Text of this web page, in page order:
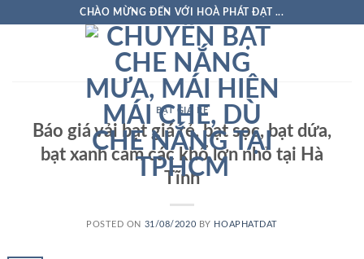
CHÀO MỪNG ĐẾN VỚI HOÀ PHÁT ĐẠT ...
BẠT GIÁ RẺ
Báo giá vải bạt giá rẻ, bạt sọc, bạt dứa,
bạt xanh cam các khổ lớn nhỏ tại Hà
Tĩnh
POSTED ON 31/08/2020 BY HOAPHATDAT